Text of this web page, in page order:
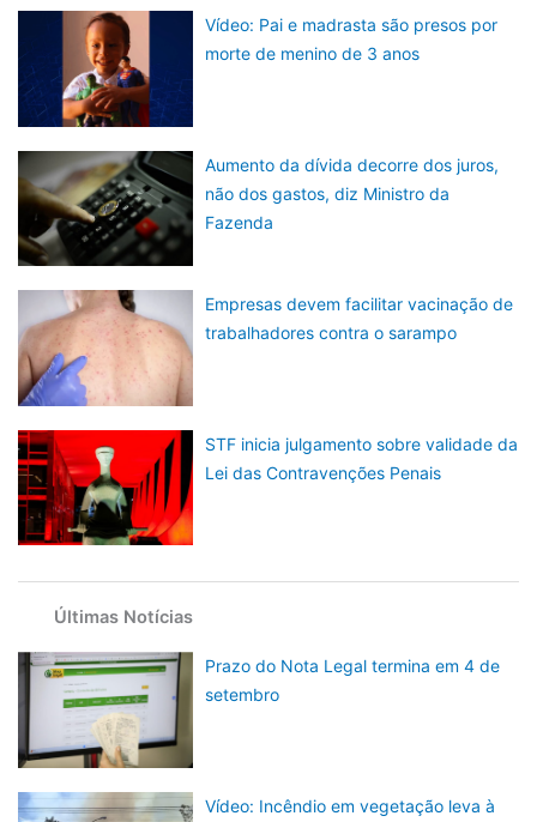
Vídeo: Pai e madrasta são presos por
morte de menino de 3 anos
Aumento da dívida decorre dos juros,
não dos gastos, diz Ministro da
Fazenda
Empresas devem facilitar vacinação de
trabalhadores contra o sarampo
STF inicia julgamento sobre validade da
Lei das Contravenções Penais
Últimas Notícias
Prazo do Nota Legal termina em 4 de
setembro
Vídeo: Incêndio em vegetação leva à